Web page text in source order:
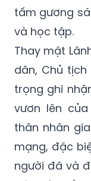
Thay mặt
dân, Chủ tịch
trọng ghi
vươn lên
thân nhân
mạng, đặc
người đã và
viên các
Chủ tịch QH